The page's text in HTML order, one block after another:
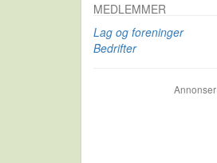
MEDLEMMER
Lag og foreninger
Bedrifter
Annonser